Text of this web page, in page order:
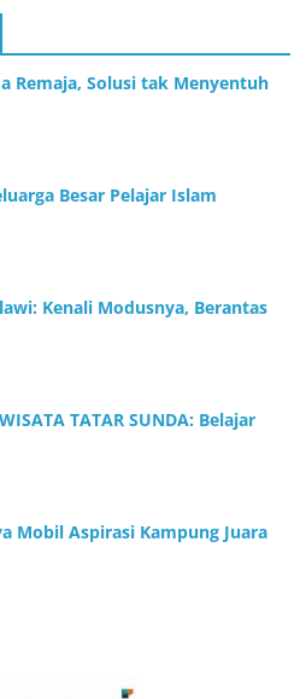
Remaja, Solusi tak Menyentuh
Besar Pelajar Islam
Kenali Modusnya, Berantas
TATAR SUNDA: Belajar
Mobil Aspirasi Kampung Juara